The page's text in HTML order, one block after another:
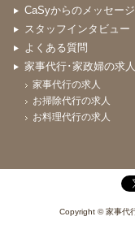
CaSyからのメッセージ
スタッフインタビュー
よくある質問
家事代行･家政婦の求
家事代行の求人
お掃除代行の求人
お料理代行の求人
Copyright © 家事代